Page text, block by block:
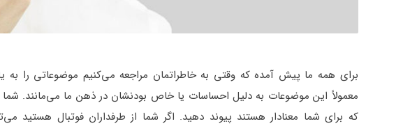
برای همه ما پیش آمده که وقتی به خاطراتمان مراجعه می‌کنیم موضوعاتی را به